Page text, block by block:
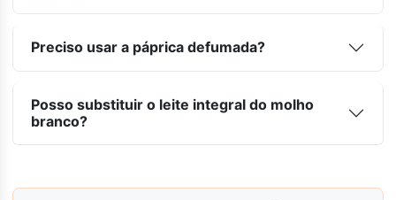
Preciso usar a páprica defumada?
Posso substituir o leite integral do molho
branco?